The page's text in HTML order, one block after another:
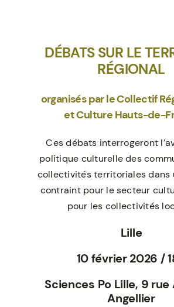
DÉBATS SUR LE
RÉGIONAL
organisés par le Collectif
et Culture Hauts-de-
Ces débats interrogeront
politique culturelle des
collectivités territoriales dans
contraint pour le secteur
pour les collectivités
Lille
10 février 2026 /
Sciences Po Lille, 9 rue
Angellier